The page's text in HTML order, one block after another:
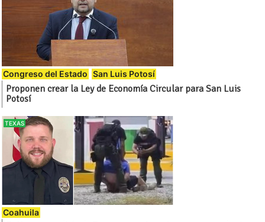
Congreso del Estado San Luis Potosí
Proponen crear la Ley de Economía Circular para San Luis
Potosí
TEXAS
Coahuila